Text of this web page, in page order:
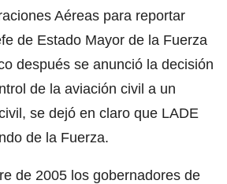
Aéreas para reportar
de Estado Mayor de la Fuerza
después se anunció la decisión
de la aviación civil a un
se dejó en claro que LADE
de la Fuerza.
de 2005 los gobernadores de